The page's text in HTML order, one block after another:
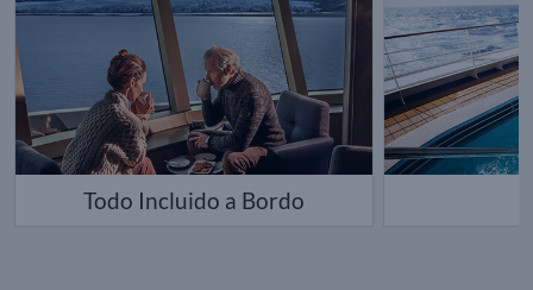
Todo Incluido a Bordo